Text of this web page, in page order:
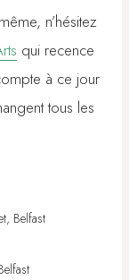
n’hésitez
qui recence
à ce jour
tous les
Belfast